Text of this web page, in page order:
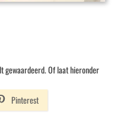
gewaardeerd. Of laat hieronder
Pinterest